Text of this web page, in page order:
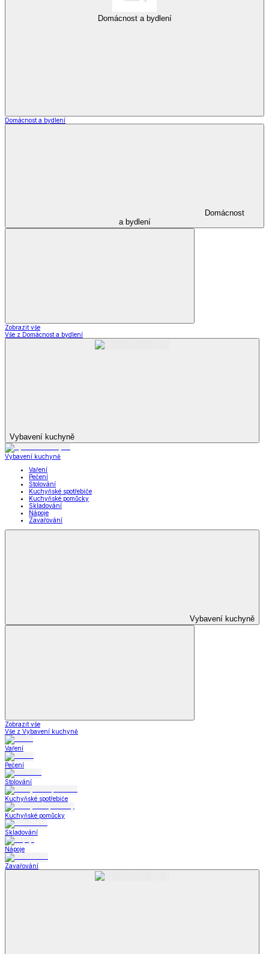
Domácnost a bydlení
Domácnost a bydlení
Domácnost
a bydlení
Zobrazit vše
Vše z Domácnost a bydlení
Vybavení kuchyně
Vybavení kuchyně
Vaření
Pečení
Stolování
Kuchyňské spotřebiče
Kuchyňské pomůcky
Skladování
Nápoje
Zavařování
Vybavení kuchyně
Zobrazit vše
Vše z Vybavení kuchyně
Vaření
Pečení
Stolování
Kuchyňské spotřebiče
Kuchyňské pomůcky
Skladování
Nápoje
Zavařování